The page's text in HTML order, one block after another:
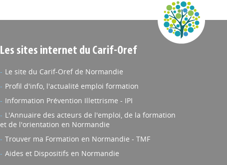
Les sites internet du Carif-Oref
Le site du Carif-Oref de Normandie
Profil d'info, l'actualité emploi formation
Information Prévention Illettrisme - IPI
L'Annuaire des acteurs de l'emploi, de la formation
et de l'orientation en Normandie
Trouver ma Formation en Normandie - TMF
Aides et Dispositifs en Normandie